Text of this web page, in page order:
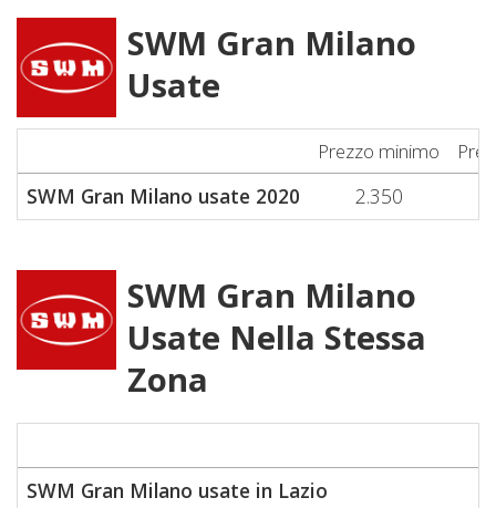
SWM Gran Milano
Usate
Prezzo minimo
SWM Gran Milano usate 2020 2.350
SWM Gran Milano
Usate Nella Stessa
Zona
SWM Gran Milano usate in Lazio